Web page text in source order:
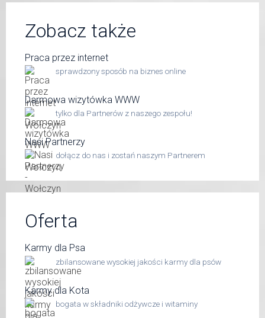
Zobacz także
Praca przez internet
sprawdzony sposób na biznes online
Darmowa wizytówka WWW
tylko dla Partnerów z naszego zespołu!
Nasi Partnerzy
dołącz do nas i zostań naszym Partnerem
Oferta
Karmy dla Psa
zbilansowane wysokiej jakości karmy dla psów
Karmy dla Kota
bogata w składniki odżywcze i witaminy